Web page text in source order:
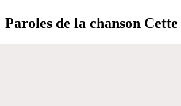
Paroles de la chanson